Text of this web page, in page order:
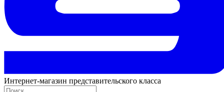
Интернет-магазин представительского класса